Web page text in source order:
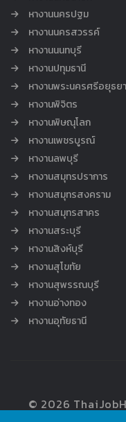
หางานนครปฐม
หางานนครสวรรค์
หางานนนทบุรี
หางานปทุมธานี
หางานพระนครศรีอยุธยา
หางานพิจิตร
หางานพิษณุโลก
หางานเพชรบูรณ์
หางานลพบุรี
หางานสมุทรปราการ
หางานสมุทรสงคราม
หางานสมุทรสาคร
หางานสระบุรี
หางานสิงห์บุรี
หางานสุโขทัย
หางานสุพรรณบุรี
หางานอ่างทอง
หางานอุทัยธานี
© 2026